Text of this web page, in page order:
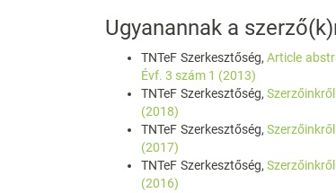
Ugyanannak a
TNTeF Szerkesztőség,Article
Évf. 3 szám 1 (2013)
TNTeF Szerkesztőség,Szerzőinkről
(2018)
TNTeF Szerkesztőség,Szerzőinkről
(2017)
TNTeF Szerkesztőség,Szerzőinkről
(2016)